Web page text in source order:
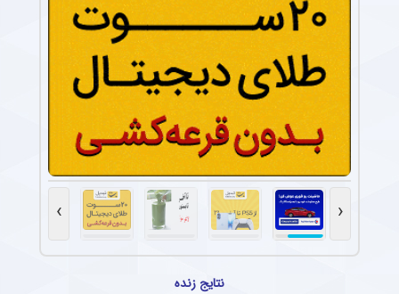
‹
›
نتایج زنده